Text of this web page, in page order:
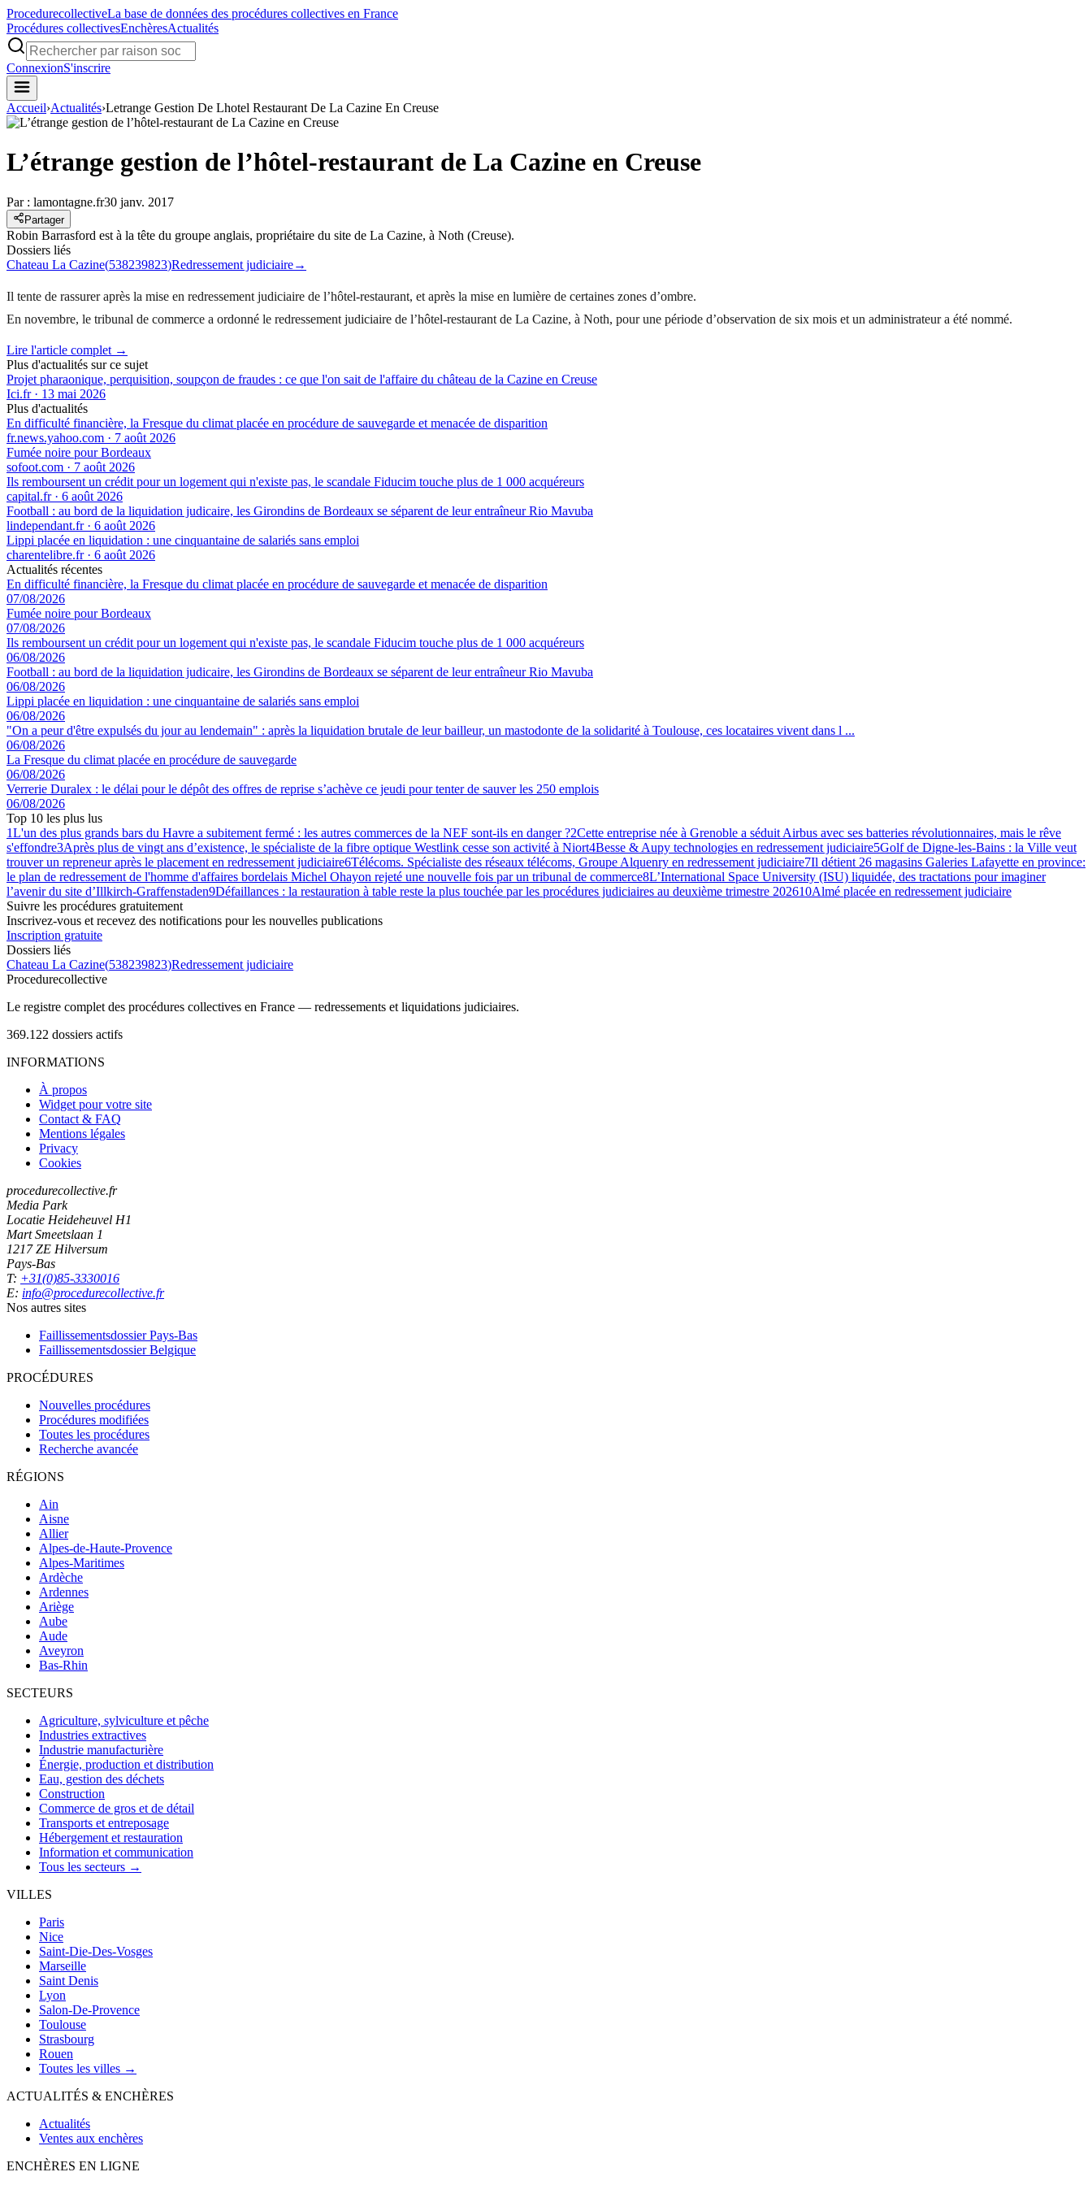
ProcedurecollectiveLa base de données des procédures collectives en France
Procédures collectivesEnchèresActualités
ConnexionS'inscrire
Accueil›Actualités›Letrange Gestion De Lhotel Restaurant De La Cazine En Creuse
L’étrange gestion de l’hôtel-restaurant de La Cazine en Creuse
Par : lamontagne.fr30 janv. 2017
Partager
Robin Barrasford est à la tête du groupe anglais, propriétaire du site de La Cazine, à Noth (Creuse).
Dossiers liés
Chateau La Cazine(538239823)Redressement judiciaire→
Il tente de rassurer après la mise en redressement judiciaire de l’hôtel-restaurant, et après la mise en lumière de certaines zones d’ombre.
En novembre, le tribunal de commerce a ordonné le redressement judiciaire de l’hôtel-restaurant de La Cazine, à Noth, pour une période d’observation de six mois et un administrateur a été nommé.
Lire l'article complet →
Plus d'actualités sur ce sujet
Projet pharaonique, perquisition, soupçon de fraudes : ce que l'on sait de l'affaire du château de la Cazine en Creuse
Ici.fr· 13 mai 2026
Plus d'actualités
En difficulté financière, la Fresque du climat placée en procédure de sauvegarde et menacée de disparition
fr.news.yahoo.com · 7 août 2026
Fumée noire pour Bordeaux
sofoot.com · 7 août 2026
Ils remboursent un crédit pour un logement qui n'existe pas, le scandale Fiducim touche plus de 1 000 acquéreurs
capital.fr· 6 août 2026
Football : au bord de la liquidation judicaire, les Girondins de Bordeaux se séparent de leur entraîneur Rio Mavuba
lindependant.fr· 6 août 2026
Lippi placée en liquidation : une cinquantaine de salariés sans emploi
charentelibre.fr· 6 août 2026
Actualités récentes
En difficulté financière, la Fresque du climat placée en procédure de sauvegarde et menacée de disparition
07/08/2026
Fumée noire pour Bordeaux
07/08/2026
Ils remboursent un crédit pour un logement qui n'existe pas, le scandale Fiducim touche plus de 1 000 acquéreurs
06/08/2026
Football : au bord de la liquidation judicaire, les Girondins de Bordeaux se séparent de leur entraîneur Rio Mavuba
06/08/2026
Lippi placée en liquidation : une cinquantaine de salariés sans emploi
06/08/2026
"On a peur d'être expulsés du jour au lendemain" : après la liquidation brutale de leur bailleur, un mastodonte de la solidarité à Toulouse, ces locataires vivent dans l ...
06/08/2026
La Fresque du climat placée en procédure de sauvegarde
06/08/2026
Verrerie Duralex : le délai pour le dépôt des offres de reprise s’achève ce jeudi pour tenter de sauver les 250 emplois
06/08/2026
Top 10 les plus lus
1L'un des plus grands bars du Havre a subitement fermé : les autres commerces de la NEF sont-ils en danger ?2Cette entreprise née à Grenoble a séduit Airbus avec ses batteries révolutionnaires, mais le rêve
s'effondre3Après plus de vingt ans d’existence, le spécialiste de la fibre optique Westlink cesse son activité à Niort4Besse & Aupy technologies en redressement judiciaire5Golf de Digne-les-Bains : la Ville veut
trouver un repreneur après le placement en redressement judiciaire6Télécoms. Spécialiste des réseaux télécoms, Groupe Alquenry en redressement judiciaire7Il détient 26 magasins Galeries Lafayette en province:
le plan de redressement de l'homme d'affaires bordelais Michel Ohayon rejeté une nouvelle fois par un tribunal de commerce8L’International Space University (ISU) liquidée, des tractations pour imaginer
l’avenir du site d’Illkirch-Graffenstaden9Défaillances : la restauration à table reste la plus touchée par les procédures judiciaires au deuxième trimestre 202610Almé placée en redressement judiciaire
Suivre les procédures gratuitement
Inscrivez-vous et recevez des notifications pour les nouvelles publications
Inscription gratuite
Dossiers liés
Chateau La Cazine(538239823)Redressement judiciaire
Procedurecollective
Le registre complet des procédures collectives en France — redressements et liquidations judiciaires.
369.122 dossiers actifs
INFORMATIONS
À propos
Widget pour votre site
Contact & FAQ
Mentions légales
Privacy
Cookies
procedurecollective.fr
Media Park
Locatie Heideheuvel H1
Mart Smeetslaan 1
1217 ZE Hilversum
Pays-Bas
T: +31(0)85-3330016
E: info@procedurecollective.fr
Nos autres sites
Faillissementsdossier Pays-Bas
Faillissementsdossier Belgique
PROCÉDURES
Nouvelles procédures
Procédures modifiées
Toutes les procédures
Recherche avancée
RÉGIONS
Ain
Aisne
Allier
Alpes-de-Haute-Provence
Alpes-Maritimes
Ardèche
Ardennes
Ariège
Aube
Aude
Aveyron
Bas-Rhin
SECTEURS
Agriculture, sylviculture et pêche
Industries extractives
Industrie manufacturière
Énergie, production et distribution
Eau, gestion des déchets
Construction
Commerce de gros et de détail
Transports et entreposage
Hébergement et restauration
Information et communication
Tous les secteurs →
VILLES
Paris
Nice
Saint-Die-Des-Vosges
Marseille
Saint Denis
Lyon
Salon-De-Provence
Toulouse
Strasbourg
Rouen
Toutes les villes →
ACTUALITÉS & ENCHÈRES
Actualités
Ventes aux enchères
ENCHÈRES EN LIGNE